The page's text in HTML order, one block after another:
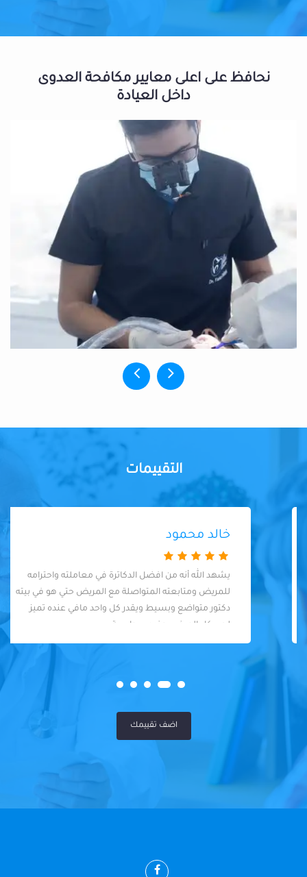
نحافظ على اعلى معايير مكافحة العدوى
داخل العيادة
التقييمات
خالد محمود
يشهد الله أنه من افضل الدكاترة في معاملته واحترامه
للمريض ومتابعته المتواصلة مع المريض حتي هو في بيته
دكتور متواضع وبسيط ويقدر كل واحد مافي عنده تميز
لحد. كل المرضى عنده سواسية
اضف تقييمك